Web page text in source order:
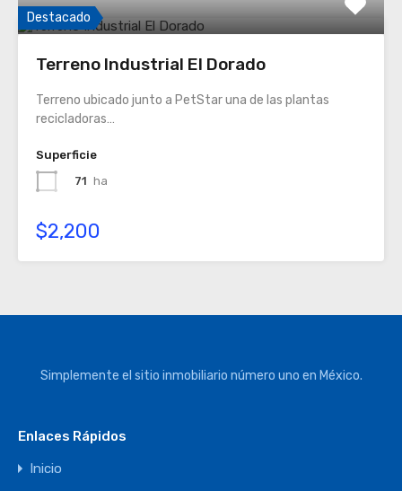
Destacado
Terreno Industrial El Dorado
Terreno ubicado junto a PetStar una de las plantas
recicladoras…
Superficie
71 ha
$2,200
Simplemente el sitio inmobiliario número uno en México.
Enlaces Rápidos
Inicio